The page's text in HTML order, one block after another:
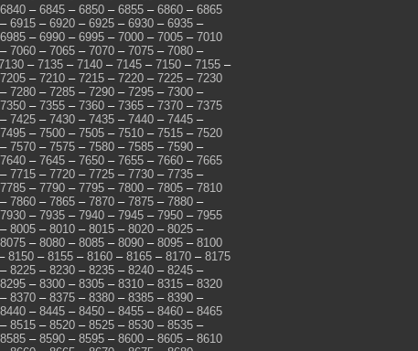
6840 – 6845 – 6850 – 6855 – 6860 – 6865
– 6915 – 6920 – 6925 – 6930 – 6935 –
6985 – 6990 – 6995 – 7000 – 7005 – 7010
– 7060 – 7065 – 7070 – 7075 – 7080 –
– 7135 – 7140 – 7145 – 7150 – 7155 –
7205 – 7210 – 7215 – 7220 – 7225 – 7230
– 7280 – 7285 – 7290 – 7295 – 7300 –
7350 – 7355 – 7360 – 7365 – 7370 – 7375
– 7425 – 7430 – 7435 – 7440 – 7445 –
7495 – 7500 – 7505 – 7510 – 7515 – 7520
– 7570 – 7575 – 7580 – 7585 – 7590 –
7640 – 7645 – 7650 – 7655 – 7660 – 7665
– 7715 – 7720 – 7725 – 7730 – 7735 –
7785 – 7790 – 7795 – 7800 – 7805 – 7810
– 7860 – 7865 – 7870 – 7875 – 7880 –
7930 – 7935 – 7940 – 7945 – 7950 – 7955
– 8005 – 8010 – 8015 – 8020 – 8025 –
8075 – 8080 – 8085 – 8090 – 8095 – 8100
8150 – 8155 – 8160 – 8165 – 8170 – 8175
– 8225 – 8230 – 8235 – 8240 – 8245 –
8295 – 8300 – 8305 – 8310 – 8315 – 8320
– 8370 – 8375 – 8380 – 8385 – 8390 –
8440 – 8445 – 8450 – 8455 – 8460 – 8465
– 8515 – 8520 – 8525 – 8530 – 8535 –
8585 – 8590 – 8595 – 8600 – 8605 – 8610